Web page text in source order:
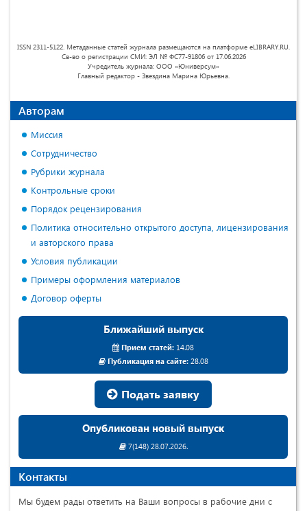
ISSN 2311-5122. Метаданные статей журнала размещаются на платформе eLIBRARY.RU.
Св-во о регистрации СМИ: ЭЛ № ФС77-91806 от 17.06.2026
Учредитель журнала: ООО «Юниверсум»
Главный редактор - Звездина Марина Юрьевна.
Авторам
Миссия
Сотрудничество
Рубрики журнала
Контрольные сроки
Порядок рецензирования
Политика относительно открытого доступа, лицензирования
и авторского права
Условия публикации
Примеры оформления материалов
Договор оферты
Ближайший выпуск
Прием статей: 14.08
Публикация на сайте:28.08
Подать заявку
Опубликован новый выпуск
7(148) 28.07.2026.
Контакты
Мы будем рады ответить на Ваши вопросы в рабочие дни с